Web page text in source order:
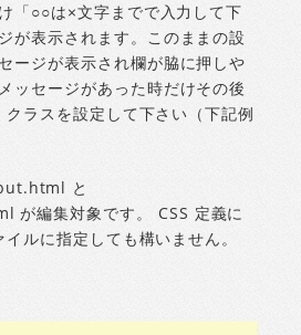
「○○は×文字までで入力して下
が表示されます。このままの設
ージが表示され欄が脇に押しや
ッセージがあった時だけその後
ラスを設定して下さい（下記例
と
編集対象です。 CSS 定義に
ルに指定しても構いません。